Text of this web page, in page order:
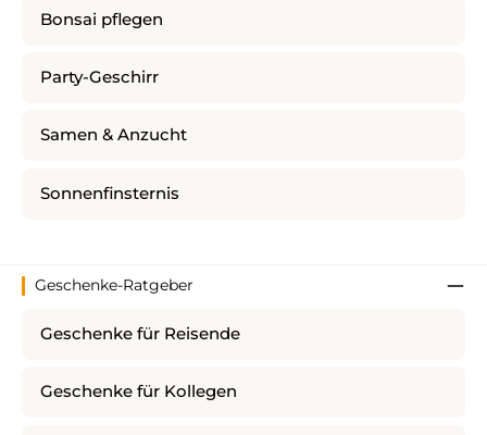
Bonsai pflegen
Party-Geschirr
Samen & Anzucht
Sonnenfinsternis
Geschenke-Ratgeber
Geschenke für Reisende
Geschenke für Kollegen